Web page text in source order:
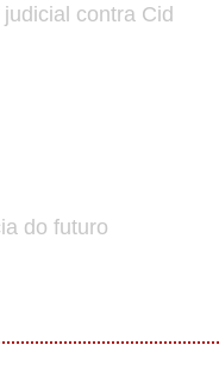
contra Cid
do futuro